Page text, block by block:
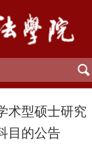
术型硕士研究
目的公告